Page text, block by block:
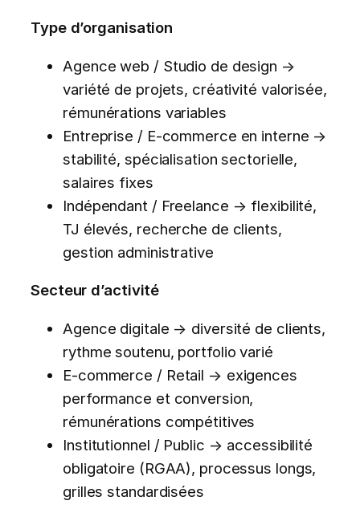
Type d’organisation
Agence web / Studio de design →
variété de projets, créativité valorisée,
rémunérations variables
Entreprise / E-commerce en interne →
stabilité, spécialisation sectorielle,
salaires fixes
Indépendant / Freelance → flexibilité,
TJ élevés, recherche de clients,
gestion administrative
Secteur d’activité
Agence digitale → diversité de clients,
rythme soutenu, portfolio varié
E-commerce / Retail → exigences
performance et conversion,
rémunérations compétitives
Institutionnel / Public → accessibilité
obligatoire (RGAA), processus longs,
grilles standardisées